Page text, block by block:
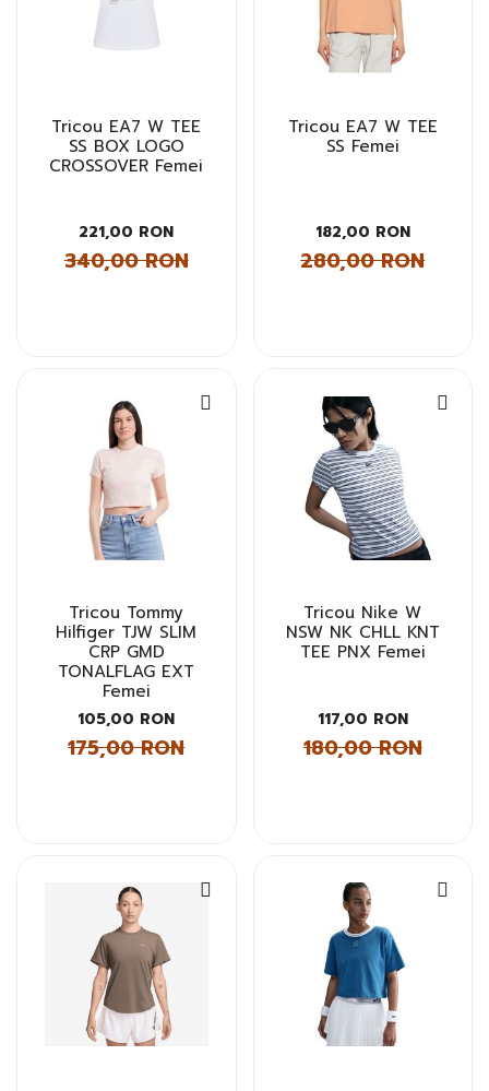
Tricou EA7 W TEE
SS BOX LOGO
CROSSOVER Femei
221,00 RON
340,00 RON
Tricou EA7 W TEE
SS Femei
182,00 RON
280,00 RON
Tricou Tommy
Hilfiger TJW SLIM
CRP GMD
TONALFLAG EXT
Femei
105,00 RON
175,00 RON
Tricou Nike W
NSW NK CHLL KNT
TEE PNX Femei
117,00 RON
180,00 RON